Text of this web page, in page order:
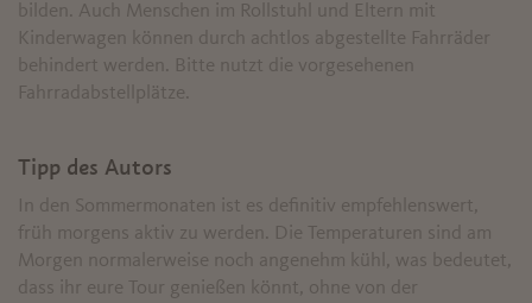
bilden. Auch Menschen im Rollstuhl und Eltern mit
Kinderwagen können durch achtlos abgestellte Fahrräder
behindert werden. Bitte nutzt die vorgesehenen
Fahrradabstellplätze.
Tipp des Autors
In den Sommermonaten ist es definitiv empfehlenswert,
früh morgens aktiv zu werden. Die Temperaturen sind am
Morgen normalerweise noch angenehm kühl, was bedeutet,
dass ihr eure Tour genießen könnt, ohne von der